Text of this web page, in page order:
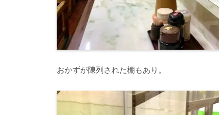
おかずが陳列された棚もあり。